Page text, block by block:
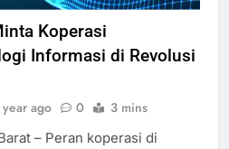
Koperasi
Informasi di Revolusi
year ago 0 3 mins
– Peran koperasi di